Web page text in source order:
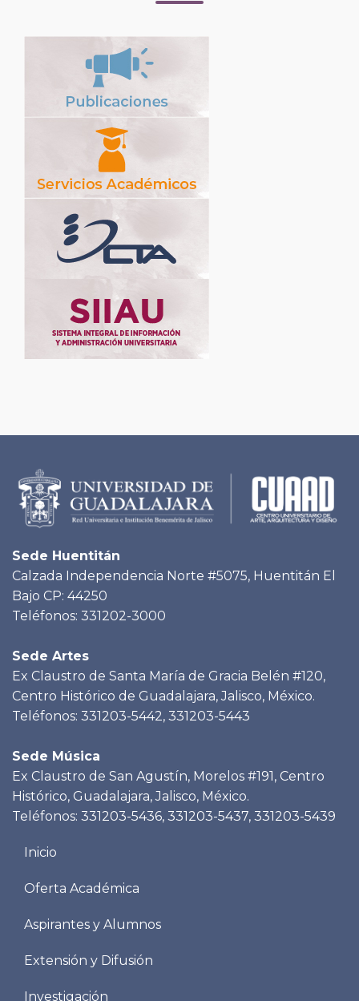
Sede Huentitán
Calzada Independencia Norte #5075, Huentitán El
Bajo CP: 44250
Teléfonos: 331202-3000
Sede Artes
Ex Claustro de Santa María de Gracia Belén #120,
Centro Histórico de Guadalajara, Jalisco, México.
Teléfonos: 331203-5442, 331203-5443
Sede Música
Ex Claustro de San Agustín, Morelos #191, Centro
Histórico, Guadalajara, Jalisco, México.
Teléfonos: 331203-5436, 331203-5437, 331203-5439
Menu
Inicio
Oferta Académica
Aspirantes y Alumnos
Extensión y Difusión
Investigación